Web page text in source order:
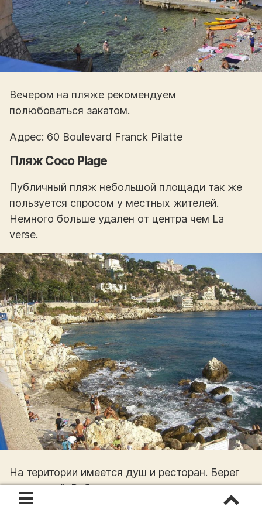
Вечером на пляже рекомендуем
полюбоваться закатом.
Адрес: 60 Boulevard Franck Pilatte
Пляж Coco Plage
Публичный пляж небольшой площади так же
пользуется спросом у местных жителей.
Немного больше удален от центра чем La
verse.
На територии имеется душ и ресторан. Берег
не пологий. Работают спасатели, однако не
забывайте о технике безопасности